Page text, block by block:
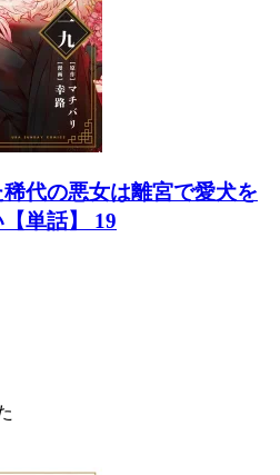
代の悪女は離宮で愛犬を
単話】 19